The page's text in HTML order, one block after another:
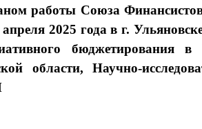
работы Союза
2025 года в г.
бюджетирования
области, Научно-